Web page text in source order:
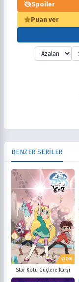
Spoiler
Puan ver
BENZER SERİLER
ÇİZGİ
Star Kötü Güçlere Karşı